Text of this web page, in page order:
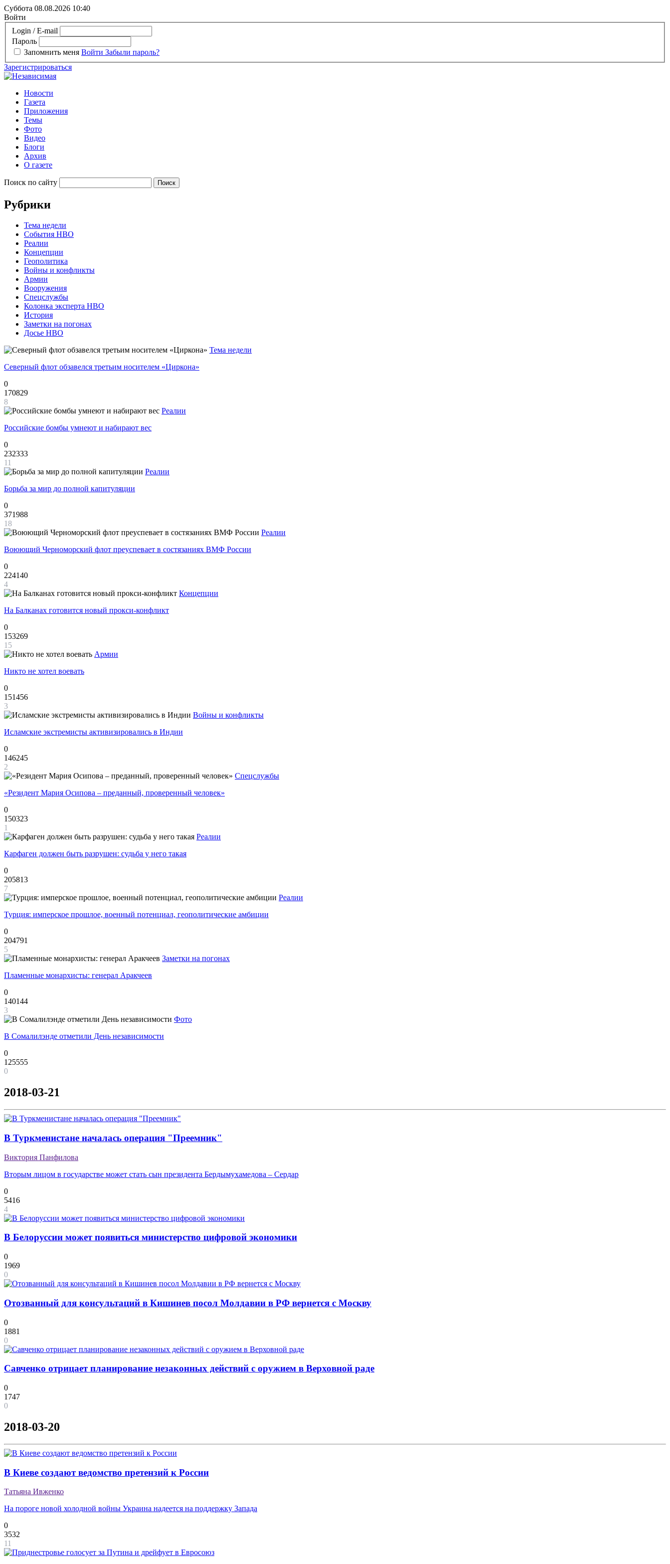
Суббота 08.08.2026 10:40
Войти
Login / E-mail
Пароль
Запомнить меня Войти Забыли пароль?
Зарегистрироваться
Новости
Газета
Приложения
Темы
Фото
Видео
Блоги
Архив
О газете
Поиск по сайту
Рубрики
Тема недели
События НВО
Реалии
Концепции
Геополитика
Войны и конфликты
Армии
Вооружения
Спецслужбы
Колонка эксперта НВО
История
Заметки на погонах
Досье НВО
Тема недели
Северный флот обзавелся третьим носителем «Циркона»
0
170829
8
Реалии
Российские бомбы умнеют и набирают вес
0
232333
11
Реалии
Борьба за мир до полной капитуляции
0
371988
18
Реалии
Воюющий Черноморский флот преуспевает в состязаниях ВМФ России
0
224140
4
Концепции
На Балканах готовится новый прокси-конфликт
0
153269
15
Армии
Никто не хотел воевать
0
151456
3
Войны и конфликты
Исламские экстремисты активизировались в Индии
0
146245
2
Спецслужбы
«Резидент Мария Осипова – преданный, проверенный человек»
0
150323
1
Реалии
Карфаген должен быть разрушен: судьба у него такая
0
205813
7
Реалии
Турция: имперское прошлое, военный потенциал, геополитические амбиции
0
204791
5
Заметки на погонах
Пламенные монархисты: генерал Аракчеев
0
140144
3
Фото
В Сомалилэнде отметили День независимости
0
125555
0
2018-03-21
В Туркменистане началась операция "Преемник"
Виктория Панфилова
Вторым лицом в государстве может стать сын президента Бердымухамедова – Сердар
0
5416
4
В Белоруссии может появиться министерство цифровой экономики
0
1969
0
Отозванный для консультаций в Кишинев посол Молдавии в РФ вернется с Москву
0
1881
0
Савченко отрицает планирование незаконных действий с оружием в Верховной раде
0
1747
0
2018-03-20
В Киеве создают ведомство претензий к России
Татьяна Ивженко
На пороге новой холодной войны Украина надеется на поддержку Запада
0
3532
11